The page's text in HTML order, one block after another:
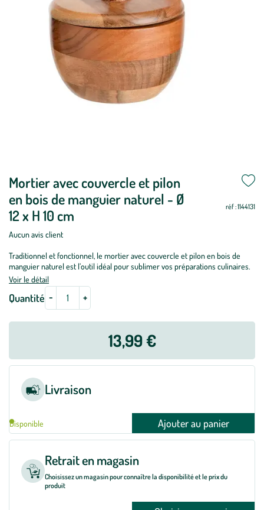
Mortier avec couvercle et pilon
en bois de manguier naturel - Ø
12 x H 10 cm
réf : 1144131
Aucun avis client
Traditionnel et fonctionnel, le mortier avec couvercle et pilon en bois de
manguier naturel est l’outil idéal pour sublimer vos préparations culinaires.
Voir le détail
Quantité
Mettre
jour
-
Mettre
jour
+
13,99 €
Livraison
Disponible Ajouter au panier
Retrait en magasin
Choisissez un magasin pour connaître la disponibilité et le prix du
produit